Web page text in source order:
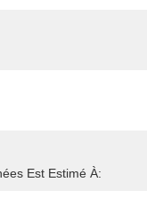
Est Estimé À: